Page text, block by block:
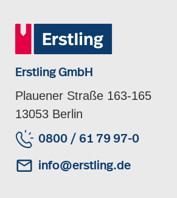
Erstling GmbH
Plauener Straße 163-165
13053 Berlin
0800 / 61 79 97-0
info@erstling.de